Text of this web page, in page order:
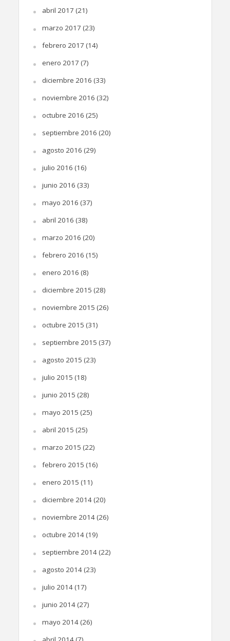
abril 2017 (21)
marzo 2017 (23)
febrero 2017 (14)
enero 2017 (7)
diciembre 2016 (33)
noviembre 2016 (32)
octubre 2016 (25)
septiembre 2016 (20)
agosto 2016 (29)
julio 2016 (16)
junio 2016 (33)
mayo 2016 (37)
abril 2016 (38)
marzo 2016 (20)
febrero 2016 (15)
enero 2016 (8)
diciembre 2015 (28)
noviembre 2015 (26)
octubre 2015 (31)
septiembre 2015 (37)
agosto 2015 (23)
julio 2015 (18)
junio 2015 (28)
mayo 2015 (25)
abril 2015 (25)
marzo 2015 (22)
febrero 2015 (16)
enero 2015 (11)
diciembre 2014(20)
noviembre 2014(26)
octubre 2014(19)
septiembre 2014(22)
agosto 2014(23)
julio 2014(17)
junio 2014(27)
mayo 2014(26)